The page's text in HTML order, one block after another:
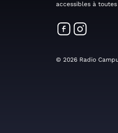
accessibles à
© 2026 Radio